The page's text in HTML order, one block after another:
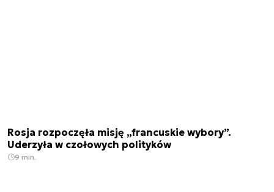
Rosja rozpoczęła misję „francuskie wybory”.
Uderzyła w czołowych polityków
9 min.